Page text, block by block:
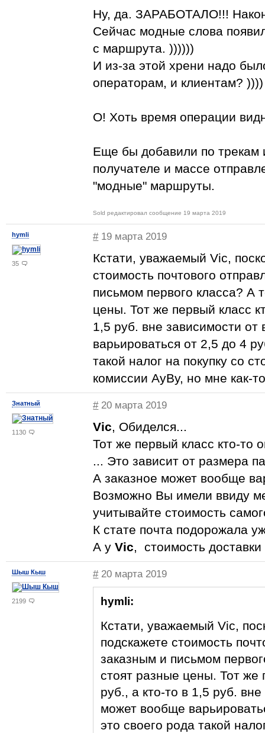
Ну, да. ЗАРАБОТАЛО!!!
Сейчас модные слова
с маршрута. ))))))
И из-за этой хрени надо
операторам, и клиентам? ))))
О! Хоть время операции
Еще бы добавили по трекам
получателе и массе
"модные" маршруты.
Sold редактировал сообщение 19 марта 2019
hymli
35
#19 марта 2019
Кстати, уважаемый Vic,
стоимость почтового
письмом первого класса? А
цены. Тот же первый класс
1,5 руб. вне зависимости
варьироваться от 2,5 до 4
такой налог на покупку со
комиссии AyBy, но мне как-
Знатный
1130
#20 марта 2019
Vic, Обиделся...
Тот же первый класс кто-то
... Это зависит от размера
А заказное может вообще
Возможно Вы имели ввиду
учитывайте стоимость
К стате почта подорожала
А у Vic, стоимость
Шыш Кыш
2199
#20 марта 2019
hymli:
Кстати, уважаемый Vic,
подскажете стоимость
заказным и письмом
стоят разные цены. Тот же
руб., а кто-то в 1,5 руб.
может вообще
это своего рода такой